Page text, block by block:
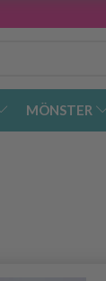
MÖNSTER